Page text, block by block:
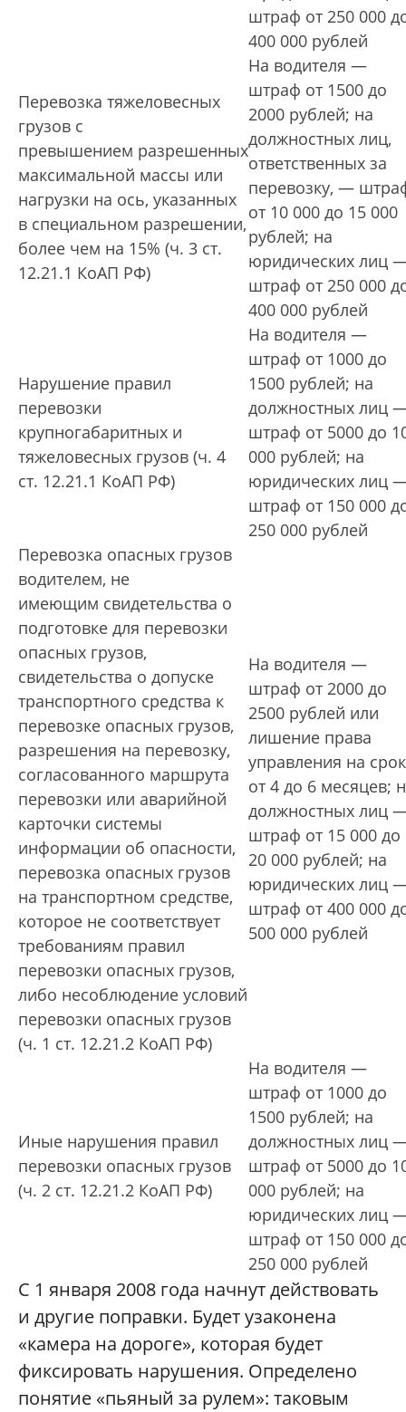
штраф от 250 000
400 000 рублей
Перевозка тяжеловесных
грузов с
превышением разрешенных
максимальной массы или
нагрузки на ось, указанных
в специальном разрешении,
более чем на 15% (ч. 3 ст.
12.21.1 КоАП РФ)
На водителя —
штраф от 1500 до
2000 рублей; на
должностных лиц,
ответственных за
перевозку, —
от 10 000 до 15 000
рублей; на
юридических лиц
штраф от 250 000
400 000 рублей
Нарушение правил
перевозки
крупногабаритных и
тяжеловесных грузов (ч. 4
ст. 12.21.1 КоАП РФ)
На водителя —
штраф от 1000 до
1500 рублей; на
должностных лиц
штраф от 5000 до
000 рублей; на
юридических лиц
штраф от 150 000
250 000 рублей
Перевозка опасных грузов
водителем, не
имеющим свидетельства о
подготовке для перевозки
опасных грузов,
свидетельства о допуске
транспортного средства к
перевозке опасных грузов,
разрешения на перевозку,
согласованного маршрута
перевозки или аварийной
карточки системы
информации об опасности,
перевозка опасных грузов
на транспортном средстве,
которое не соответствует
требованиям правил
перевозки опасных грузов,
либо несоблюдение условий
перевозки опасных грузов
(ч. 1 ст. 12.21.2 КоАП РФ)
На водителя —
штраф от 2000 до
2500 рублей или
лишение права
управления на срок
от 4 до 6 месяцев;
должностных лиц
штраф от 15 000 до
20 000 рублей; на
юридических лиц
штраф от 400 000
500 000 рублей
Иные нарушения правил
перевозки опасных грузов
(ч. 2 ст. 12.21.2 КоАП РФ)
На водителя —
штраф от 1000 до
1500 рублей; на
должностных лиц
штраф от 5000 до
000 рублей; на
юридических лиц
штраф от 150 000
250 000 рублей
С 1 января 2008 года начнут действовать
и другие поправки. Будет узаконена
«камера на дороге», которая будет
фиксировать нарушения. Определено
понятие «пьяный за рулем»: таковым